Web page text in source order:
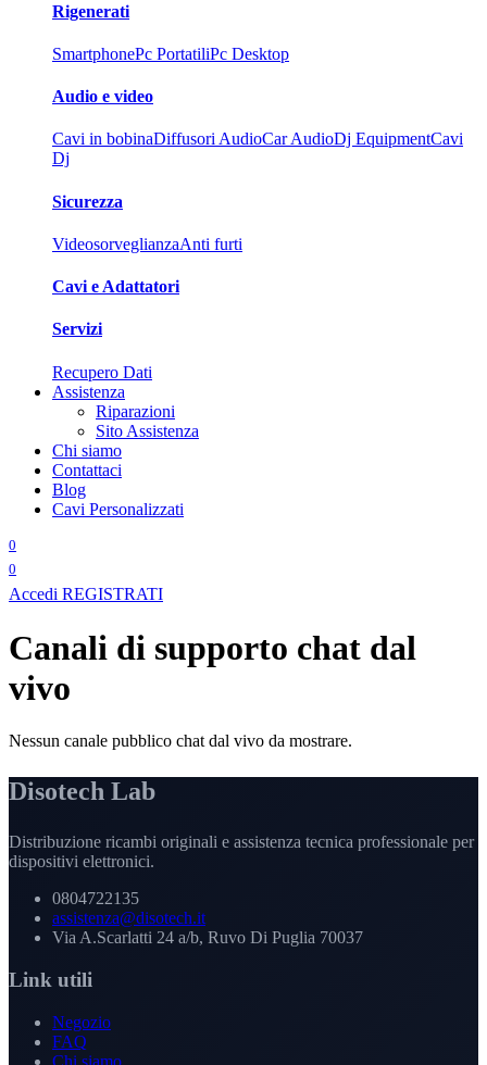
Rigenerati
SmartphonePc PortatiliPc Desktop
Audio e video
Cavi in bobinaDiffusori AudioCar AudioDj EquipmentCavi
Dj
Sicurezza
VideosorveglianzaAnti furti
Cavi e Adattatori
Servizi
Recupero Dati
Assistenza
Riparazioni
Sito Assistenza
Chi siamo
Contattaci
Blog
Cavi Personalizzati
0
0
Accedi REGISTRATI
Canali di supporto chat dal
vivo
Nessun canale pubblico chat dal vivo da mostrare.
Disotech Lab
Distribuzione ricambi originali e assistenza tecnica professionale per
dispositivi elettronici.
0804722135
assistenza@disotech.it
Via A.Scarlatti 24 a/b, Ruvo Di Puglia 70037
Link utili
Negozio
FAQ
Chi siamo